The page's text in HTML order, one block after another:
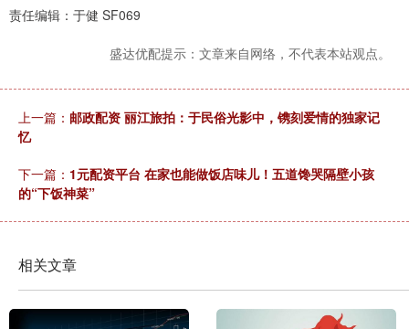
责任编辑：于健 SF069
盛达优配提示：文章来自网络，不代表本站观点。
上一篇： 邮政配资 丽江旅拍：于民俗光影中，镌刻爱情的独家记
忆
下一篇： 1元配资平台 在家也能做饭店味儿！五道馋哭隔壁小孩
的“下饭神菜”
相关文章